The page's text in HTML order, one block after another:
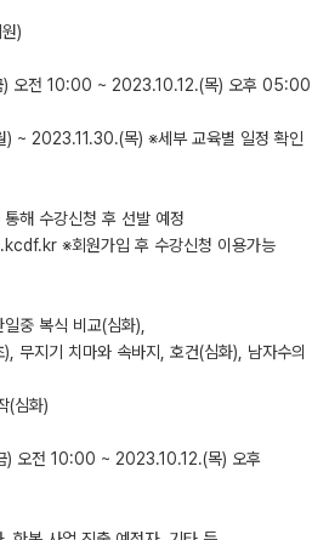
)
오전 10:00 ~ 2023.10.12.(목) 오후 05:00
~ 2023.11.30.(목) ※세부 교육별 일정 확인
해 수강신청 후 선발 예정
※회원가입 후 수강신청 이용가능
중 복식 비교(심화),
무지기 치마와 속바지, 호건(심화), 남자수의
(심화)
오전 10:00 ~ 2023.10.12.(목) 오후